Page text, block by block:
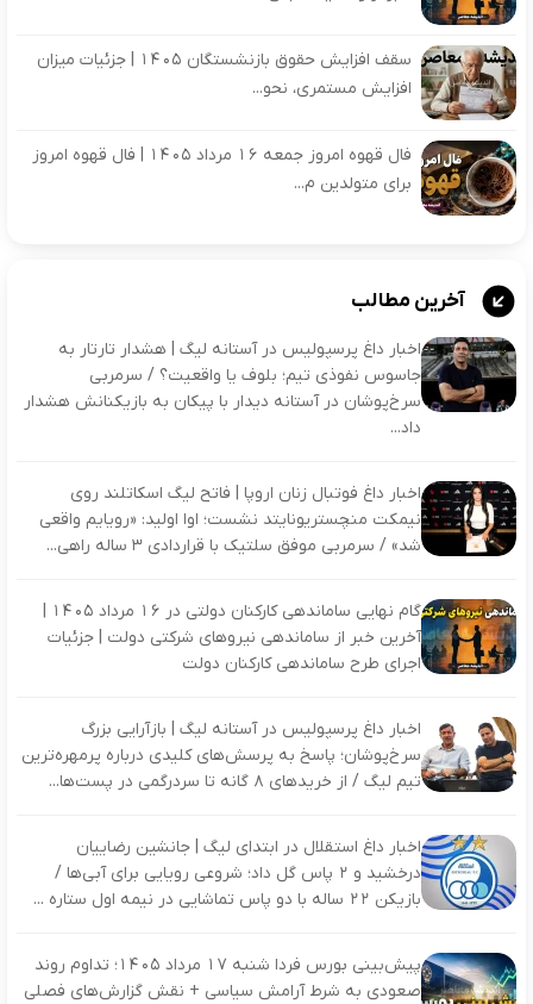
سقف افزایش حقوق بازنشستگان 1405 | جزئیات میزان
افزایش مستمری، نحو...
فال قهوه امروز جمعه 16 مرداد 1405 | فال قهوه امروز
برای متولدین م...
آخرین مطالب
اخبار داغ پرسپولیس در آستانه لیگ | هشدار تارتار به
جاسوس نفوذی تیم؛ بلوف یا واقعیت؟ / سرمربی
سرخ‌پوشان در آستانه دیدار با پیکان به بازیکنانش هشدار
داد...
اخبار داغ فوتبال زنان اروپا | فاتح لیگ اسکاتلند روی
نیمکت منچستریونایتد نشست؛ اوا اولید: «رویایم واقعی
شد» / سرمربی موفق سلتیک با قراردادی ۳ ساله راهی...
گام نهایی ساماندهی کارکنان دولتی در 16 مرداد 1405 |
آخرین خبر از ساماندهی نیروهای شرکتی دولت | جزئیات
اجرای طرح ساماندهی کارکنان دولت
اخبار داغ پرسپولیس در آستانه لیگ | بازآرایی بزرگ
سرخ‌پوشان؛ پاسخ به پرسش‌های کلیدی درباره پرمهره‌ترین
تیم لیگ / از خریدهای ۸ گانه تا سردرگمی در پست‌ها...
اخبار داغ استقلال در ابتدای لیگ | جانشین رضاییان
درخشید و ۲ پاس گل داد؛ شروعی رویایی برای آبی‌ها /
بازیکن ۲۲ ساله با دو پاس تماشایی در نیمه اول ستاره ...
پیش‌بینی بورس فردا شنبه ۱۷ مرداد ۱۴۰۵؛ تداوم روند
صعودی به شرط آرامش سیاسی + نقش گزارش‌های فصلی